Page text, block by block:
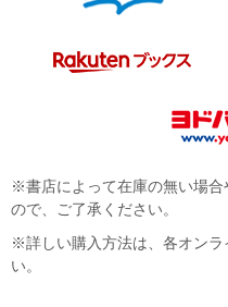
※書店によって在庫の無い場
ので、ご了承ください。
※詳しい購入方法は、各オンラ
い。